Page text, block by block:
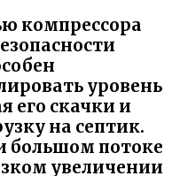
компрессора
уровень
его скачки и
на септик.
большом потоке
увеличении